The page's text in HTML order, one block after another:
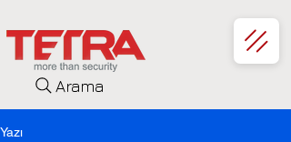
Arama
Yazı